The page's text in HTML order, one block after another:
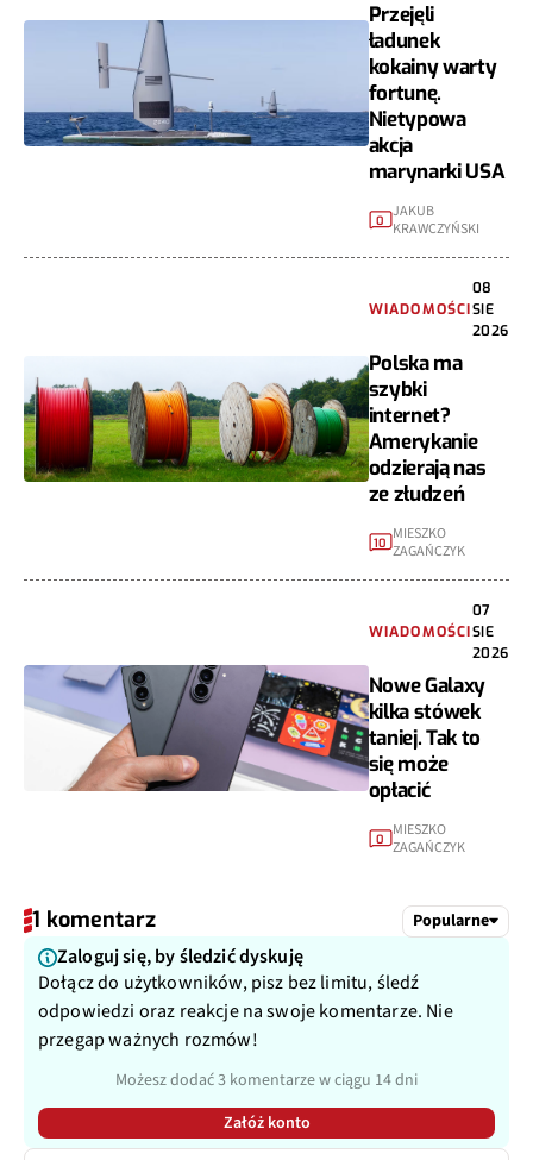
Przejęli
ładunek
kokainy warty
fortunę.
Nietypowa
akcja
marynarki USA
0 JAKUB
KRAWCZYŃSKI
WIADOMOŚCI
08
SIE
2026
Polska ma
szybki
internet?
Amerykanie
odzierają nas
ze złudzeń
10 MIESZKO
ZAGAŃCZYK
WIADOMOŚCI
07
SIE
2026
Nowe Galaxy
kilka stówek
taniej. Tak to
się może
opłacić
0 MIESZKO
ZAGAŃCZYK
1 komentarz Popularne
Zaloguj się, by śledzić dyskuję
Dołącz do użytkowników, pisz bez limitu, śledź
odpowiedzi oraz reakcje na swoje komentarze. Nie
przegap ważnych rozmów!
Możesz dodać 3 komentarze w ciągu 14 dni
Załóż konto